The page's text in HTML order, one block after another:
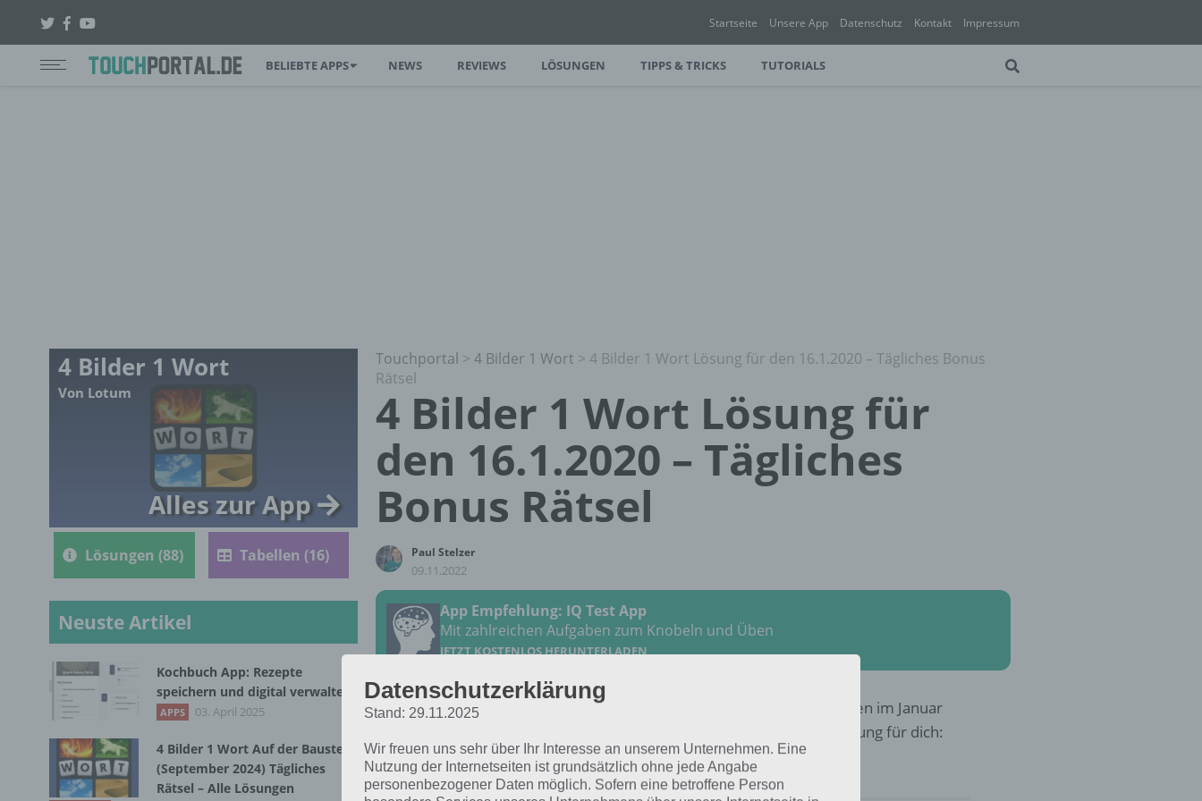
Startseite Unsere App Datenschutz Kontakt Impressum
BELIEBTE APPS NEWS REVIEWS LÖSUNGEN TIPPS & TRICKS TUTORIALS
Touchportal > 4 Bilder 1 Wort > 4 Bilder 1 Wort Lösung für den 16.1.2020 – Tägliches Bonus
Rätsel
4 Bilder 1 Wort Lösung für
den 16.1.2020 – Tägliches
Bonus Rätsel
Paul Stelzer
09.11.2022
App Empfehlung: IQ Test App
Mit zahlreichen Aufgaben zum Knobeln und Üben
JETZT KOSTENLOS HERUNTERLADEN
Die Lösung für das tägliche BONUS
Rätsel vom 16.1.2020 zu Norwegen im Januar
2020 in 4 Bilder 1 Wort. Wenn du dort aktuell feststeckst, hier die Lösung für dich:
ABSENDER
4 Bilder 1 Wort
Von Lotum
Alles zur App
Lösungen (88) Tabellen (16)
Neuste Artikel
Kochbuch App: Rezepte
speichern und digital verwalten
APPS 03. April 2025
4 Bilder 1 Wort Auf der Baustelle
(September 2024) Tägliches
Rätsel – Alle Lösungen
Datenschutzerklärung
Stand: 29.11.2025
Wir freuen uns sehr über Ihr Interesse an unserem Unternehmen. Eine
Nutzung der Internetseiten ist grundsätzlich ohne jede Angabe
personenbezogener Daten möglich. Sofern eine betroffene Person